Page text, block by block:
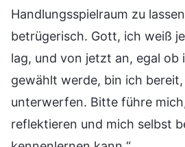
Handlungsspielraum zu
betrügerisch. Gott, ich weiß
lag, und von jetzt an, egal ob
gewählt werde, bin ich
unterwerfen. Bitte führe
reflektieren und mich selbst